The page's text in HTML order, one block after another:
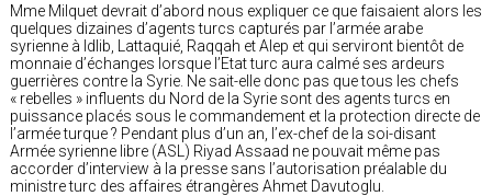
Mme Milquet devrait d’abord nous expliquer ce que faisaient alors les
quelques dizaines d’agents turcs capturés par l’armée arabe
syrienne à Idlib, Lattaquié, Raqqah et Alep et qui serviront bientôt de
monnaie d’échanges lorsque l’Etat turc aura calmé ses ardeurs
guerrières contre la Syrie. Ne sait-elle donc pas que tous les chefs
« rebelles » influents du Nord de la Syrie sont des agents turcs en
puissance placés sous le commandement et la protection directe de
l’armée turque ? Pendant plus d’un an, l’ex-chef de la soi-disant
Armée syrienne libre (ASL) Riyad Assaad ne pouvait même pas
accorder d’interview à la presse sans l’autorisation préalable du
ministre turc des affaires étrangères Ahmet Davutoglu.